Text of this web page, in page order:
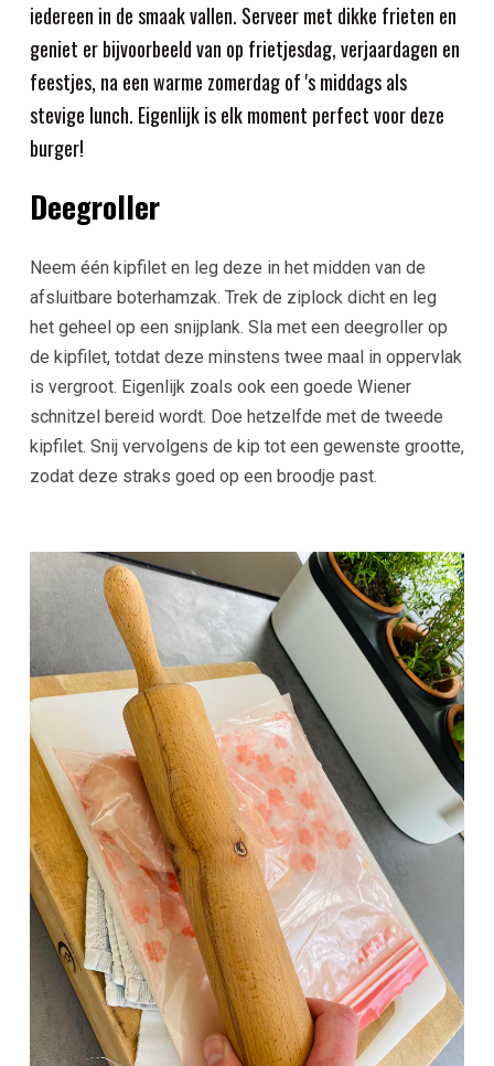
iedereen in de smaak vallen. Serveer met dikke frieten en
geniet er bijvoorbeeld van op frietjesdag, verjaardagen en
feestjes, na een warme zomerdag of 's middags als
stevige lunch. Eigenlijk is elk moment perfect voor deze
burger!
Deegroller
Neem één kipfilet en leg deze in het midden van de
afsluitbare boterhamzak. Trek de ziplock dicht en leg
het geheel op een snijplank. Sla met een deegroller op
de kipfilet, totdat deze minstens twee maal in oppervlak
is vergroot. Eigenlijk zoals ook een goede Wiener
schnitzel bereid wordt. Doe hetzelfde met de tweede
kipfilet. Snij vervolgens de kip tot een gewenste grootte,
zodat deze straks goed op een broodje past.